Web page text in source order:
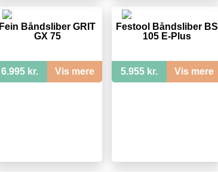
Fein Båndsliber GRIT
GX 75
6.995 kr. Vis mere
Festool Båndsliber BS
105 E-Plus
5.955 kr. Vis mere